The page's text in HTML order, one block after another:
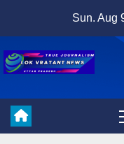
content
Sun. Aug